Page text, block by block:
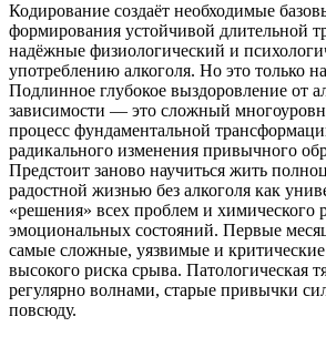
Кодирование создаёт необходимые
формирования устойчивой длительной
надёжные физиологический и
употреблению алкоголя. Но это только
Подлинное глубокое выздоровление от
зависимости — это сложный
процесс фундаментальной
радикального изменения привычного
Предстоит заново научиться жить
радостной жизнью без алкоголя как
«решения» всех проблем и химического
эмоциональных состояний. Первые
самые сложные, уязвимые и критические
высокого риска срыва. Патологическая
регулярно волнами, старые привычки
повсюду.